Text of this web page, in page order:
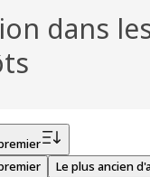
dans
Le plus ancien